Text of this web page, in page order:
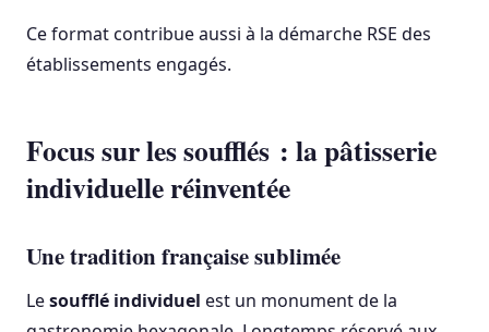
Ce format contribue aussi à la démarche RSE des
établissements engagés.
Focus sur les soufflés : la pâtisserie
individuelle réinventée
Une tradition française sublimée
Lesoufflé individuel est un monument de la